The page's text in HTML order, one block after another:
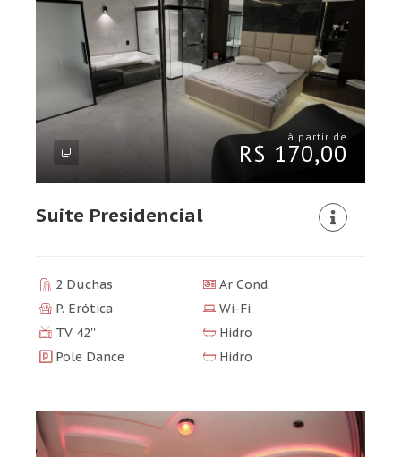
à partir de
R$ 170,00
Suite Presidencial
2 Duchas
Ar Cond.
P. Erótica
Wi-Fi
TV 42''
Hidro
Pole Dance
Hidro